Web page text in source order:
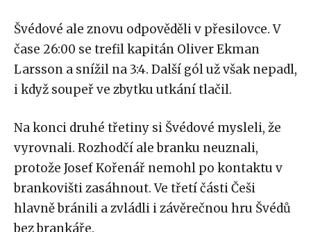
Švédové ale znovu odpověděli v přesilovce. V
čase 26:00 se trefil kapitán Oliver Ekman
Larsson a snížil na 3:4. Další gól už však nepadl,
i když soupeř ve zbytku utkání tlačil.
Na konci druhé třetiny si Švédové mysleli, že
vyrovnali. Rozhodčí ale branku neuznali,
protože Josef Kořenář nemohl po kontaktu v
brankovišti zasáhnout. Ve třetí části Češi
hlavně bránili a zvládli i závěrečnou hru Švédů
bez brankáře.